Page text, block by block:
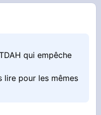
qui empêche
lire pour les mêmes